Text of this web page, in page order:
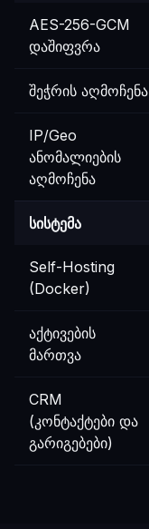
AES-256-GCM
დაშიფვრა
შეჭრის აღმოჩენა
IP/Geo
ანომალიების
აღმოჩენა
სისტემა
Self-Hosting
(Docker)
აქტივების
მართვა
CRM
(კონტაქტები და
გარიგებები)